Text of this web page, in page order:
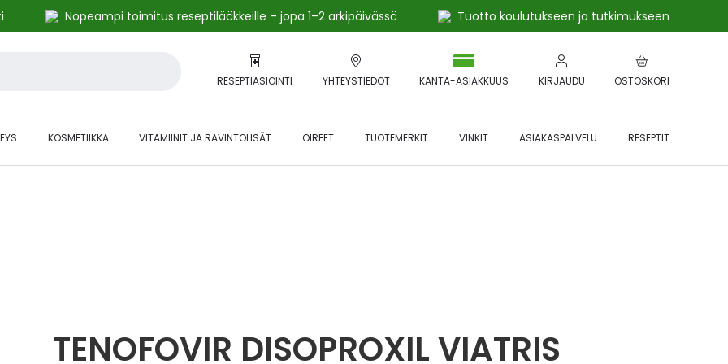
Nopeampi toimitus reseptilääkkeille – jopa 1–2 arkipäivässä
Tuotto koulutukseen ja tutkimukseen
RESEPTIASIOINTI YHTEYSTIEDOT OSTOSKORI
KANTA-ASIAKKUUS KIRJAUDU
KOSMETIIKKA VITAMIINIT JA RAVINTOLISÄT OIREET TUOTEMERKIT VINKIT ASIAKASPALVELU RESEPTIT
TENOFOVIR DISOPROXIL VIATRIS